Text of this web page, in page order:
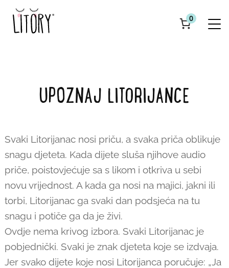
0
UPOZNAJ LITORIJANCE
Svaki Litorijanac nosi priču, a svaka priča oblikuje
snagu djeteta. Kada dijete sluša njihove audio
priče, poistovjećuje sa s likom i otkriva u sebi
novu vrijednost. A kada ga nosi na majici, jakni ili
torbi, Litorijanac ga svaki dan podsjeća na tu
snagu i potiče ga da je živi.
Ovdje nema krivog izbora. Svaki Litorijanac je
pobjednički. Svaki je znak djeteta koje se izdvaja.
Jer svako dijete koje nosi Litorijanca poručuje: „Ja